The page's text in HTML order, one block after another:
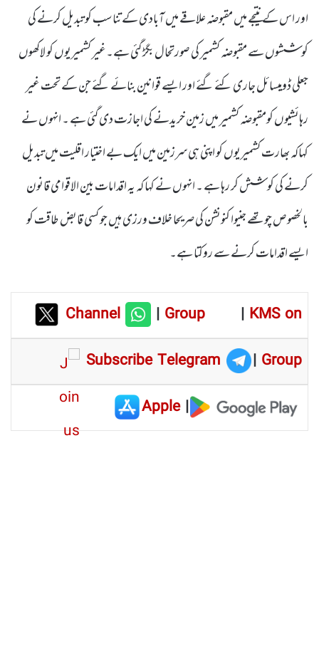
اور اس کے نتیجے میں مقبوضہ علاقے میں آبادی کے تناسب کو تبدیل کرنے کی
کوششوں سے مقبوضہ کشمیر کی صورتحال بگڑ گئی ہے۔غیر کشمیریوں کو لاکھوں
جعلی ڈومیسائل جاری کئے گئے اور ایسے قوانین بنائے گئے جن کے تحت غیر
رہائشیوں کومقبوضہ کشمیر میں زمین خریدنے کی اجازت دی گئی ہے ۔ انہوں نے
کہاکہ بھارت کشمیریوں کو اپنی ہی سرزمین میں ایک بے اختیار اقلیت میں تبدیل
کرنے کی کوشش کر رہا ہے ۔ انہوں نے کہا کہ یہ اقدامات بین الاقوامی قانون
بالخصوص چوتھے جنیوا کنونشن کی صریحا خلاف ورزی ہیں جو کسی قابض طاقت کو
ایسے اقدامات کرنے سے روکتا ہے۔
Channel |Group | KMS on
Subscribe Telegram
| Group
|
Apple